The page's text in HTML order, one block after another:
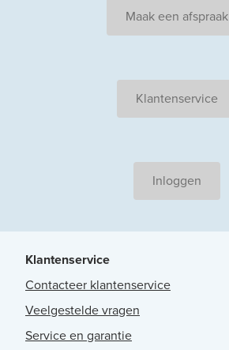
Maak een afspraak
Klantenservice
Inloggen
Klantenservice
Contacteer klantenservice
Veelgestelde vragen
Service en garantie